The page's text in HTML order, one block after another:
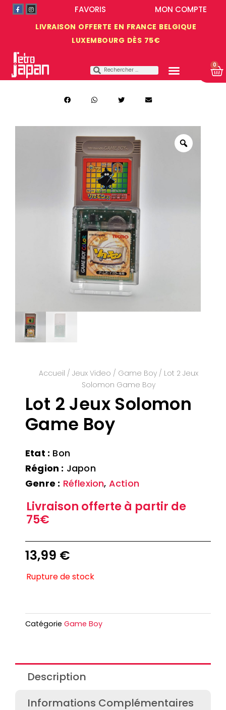
LIVRAISON OFFERTE EN FRANCE BELGIQUE
LUXEMBOURG DÈS 75€
MON COMPTE
FAVORIS
0
Accueil / Jeux Video / Game Boy / Lot 2 Jeux
Solomon Game Boy
Lot 2 Jeux Solomon
Game Boy
Etat : Bon
Région : Japon
Genre : Réflexion, Action
Livraison offerte à partir de
75€
13,99 €
Rupture de stock
Catégorie Game Boy
Description
Informations Complémentaires